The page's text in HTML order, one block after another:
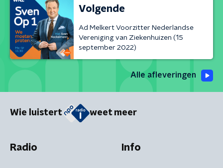
Volgende
Ad Melkert Voorzitter Nederlandse
Vereniging van Ziekenhuizen (15
september 2022)
Alle afleveringen
Wie luistert weet meer
Radio Info